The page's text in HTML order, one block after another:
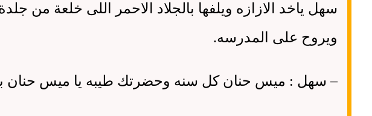
سهل ياخد الازازه ويلفها بالجلاد الاحمر اللى خلعة من
ويروح على المدرسه.
– سهل : ميس حنان كل سنه وحضرتك طيبه يا ميس حنان